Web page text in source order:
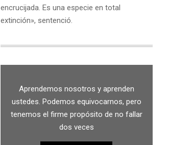
encrucijada. Es una especie en total
extinción», sentenció.
Aprendemos nosotros y aprenden
ustedes. Podemos equivocarnos, pero
tenemos el firme propósito de no fallar
dos veces